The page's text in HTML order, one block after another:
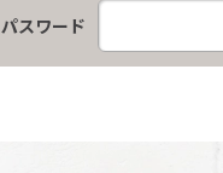
パスワード